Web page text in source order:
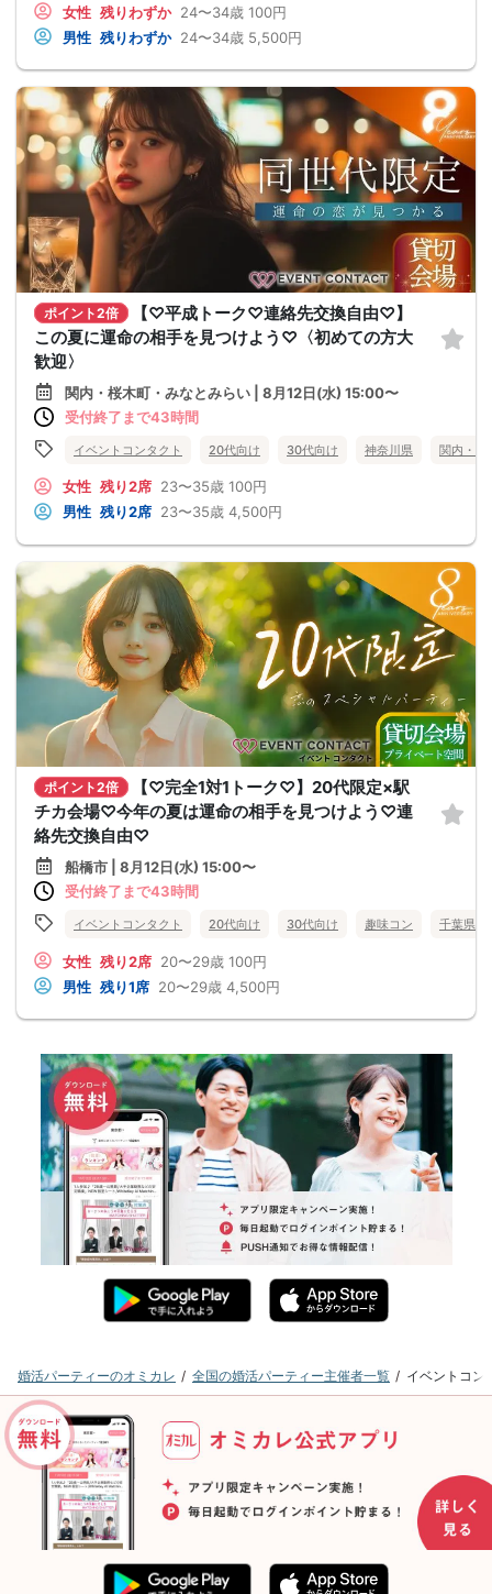
女性 残りわずか 24〜34歳 100円
男性 残りわずか 24〜34歳 5,500円
ポイント2倍
【♡平成トーク♡連絡先交換自由♡】
この夏に運命の相手を見つけよう♡〈初めての方大
歓迎〉
関内・桜木町・みなとみらい | 8月12日(水) 15:00〜
受付終了まで43時間
イベントコンタクト 20代向け 30代向け 神奈川県 関内・桜
女性 残り2席 23〜35歳 100円
男性 残り2席 23〜35歳 4,500円
ポイント2倍
【♡完全1対1トーク♡】20代限定×駅
チカ会場♡今年の夏は運命の相手を見つけよう♡連
絡先交換自由♡
船橋市 | 8月12日(水) 15:00〜
受付終了まで43時間
イベントコンタクト 20代向け 30代向け 趣味コン 千葉県
女性 残り2席 20〜29歳 100円
男性 残り1席 20〜29歳 4,500円
婚活パーティーのオミカレ 全国の婚活パーティー主催者一覧 イベントコン